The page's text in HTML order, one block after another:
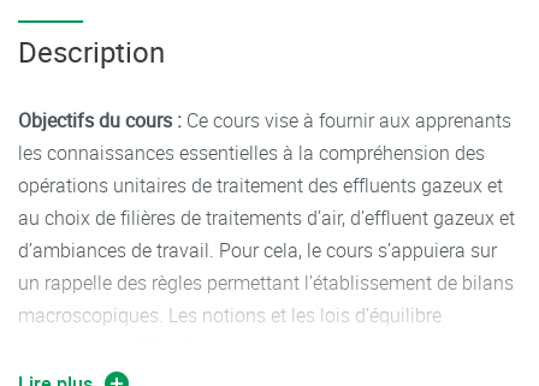
Description
Objectifs du cours : Ce cours vise à fournir aux apprenants
les connaissances essentielles à la compréhension des
opérations unitaires de traitement des effluents gazeux et
au choix de filières de traitements d’air, d’effluent gazeux et
d’ambiances de travail. Pour cela, le cours s’appuiera sur
un rappelle des règles permettant l’établissement de bilans
macroscopiques. Les notions et les lois d’équilibre
également introduites. Outre ces aspects théoriques, ce